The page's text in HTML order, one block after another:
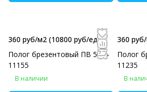
360 руб/м2 (10800 руб/eд)
Полог брезентовый ПВ 5х6 -
11155
В наличии
360
Полог
11235
В